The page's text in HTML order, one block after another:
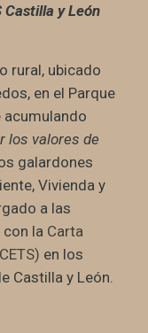
Castilla y León
rural, ubicado
en el Parque
acumulando
los valores de
galardones
Vivienda y
a las
la Carta
en los
Castilla y León.